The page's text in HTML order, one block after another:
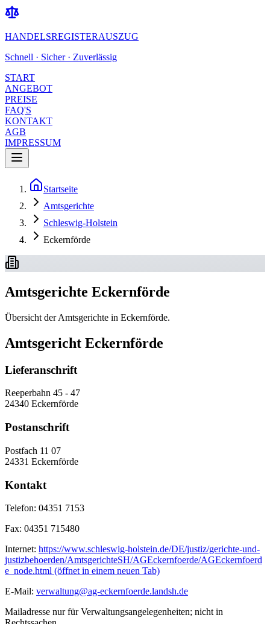
HANDELSREGISTERAUSZUG
Schnell · Sicher · Zuverlässig
START
ANGEBOT
PREISE
FAQ'S
KONTAKT
AGB
IMPRESSUM
Startseite
Amtsgerichte
Schleswig-Holstein
Eckernförde
Amtsgerichte Eckernförde
Übersicht der Amtsgerichte in Eckernförde.
Amtsgericht Eckernförde
Lieferanschrift
Reeperbahn 45 - 47
24340 Eckernförde
Postanschrift
Postfach 11 07
24331 Eckernförde
Kontakt
Telefon: 04351 7153
Fax: 04351 715480
Internet: https://www.schleswig-holstein.de/DE/justiz/gerichte-und-
justizbehoerden/AmtsgerichteSH/AGEckernfoerde/AGEckernfoerd
e_node.html (öffnet in einem neuen Tab)
E-Mail: verwaltung@ag-eckernfoerde.landsh.de
Mailadresse nur für Verwaltungsangelegenheiten; nicht in